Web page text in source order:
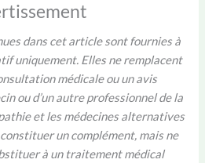
dans cet article sont fournies à
uniquement. Elles ne remplacent
médicale ou un avis
ou d’un autre professionnel de la
et les médecines alternatives
un complément, mais ne
à un traitement médical